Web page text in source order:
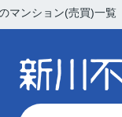
マンション(売買)一覧